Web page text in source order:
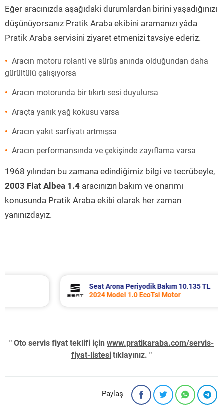
Eğer aracınızda aşağıdaki durumlardan birini yaşadığınızı
düşünüyorsanız Pratik Araba ekibini aramanızı yâda
Pratik Araba servisini ziyaret etmenizi tavsiye ederiz.
Aracın motoru rolanti ve sürüş anında olduğundan daha
gürültülü çalışıyorsa
Aracın motorunda bir tıkırtı sesi duyulursa
Araçta yanık yağ kokusu varsa
Aracın yakıt sarfiyatı artmışsa
Aracın performansında ve çekişinde zayıflama varsa
1968 yılından bu zamana edindiğimiz bilgi ve tecrübeyle,
2003 Fiat Albea 1.4 aracınızın bakım ve onarımı
konusunda Pratik Araba ekibi olarak her zaman
yanınızdayız.
Seat Arona Periyodik Bakım 10.135 TL
2024 Model 1.0 EcoTsi Motor
" Oto servis fiyat teklifi için www.pratikaraba.com/servis-
fiyat-listesi tıklayınız. "
Paylaş